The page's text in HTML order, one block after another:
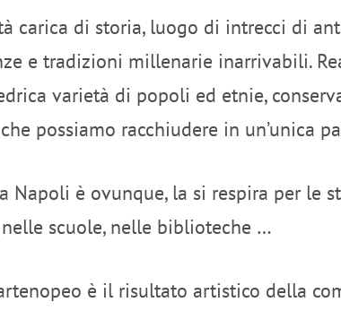
carica di storia, luogo di intrecci di
e tradizioni millenarie inarrivabili.
varietà di popoli ed etnie,
possiamo racchiudere in un’unica
a Napoli è ovunque, la si respira per
scuole, nelle biblioteche …
è il risultato artistico della